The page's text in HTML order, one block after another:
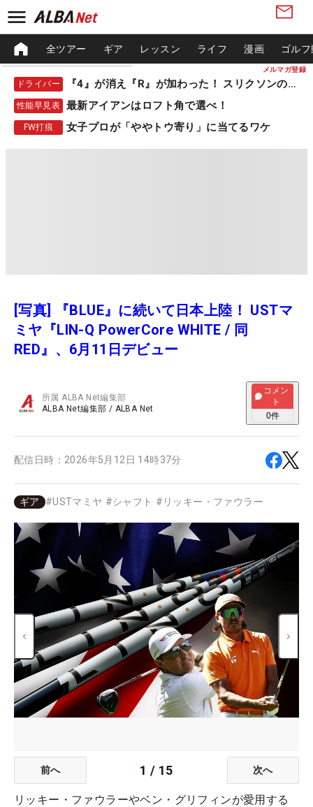
メルマガ登録
全ツアー ギア レッスン ライフ 漫画 ゴル
ドライバー 『4』が消え『R』が加わった！ スリクソンの新作
性能早見表 最新アイアンはロフト角で選べ！
FW打痕 女子プロが「ややトウ寄り」に当てるワケ
[写真] 『BLUE』に続いて日本上陸！ USTマ
ミヤ『LIN-Q PowerCore WHITE / 同
RED』、6月11日デビュー
所属ALBA Net編集部
ALBA Net編集部 / ALBA Net
コメン
ト
0件
配信日時： 2026年5月12日 14時37分
ギア #USTマミヤ #シャフト # リッキー・ファウラー
前へ 1 / 15 次へ
リッキー・ファウラーやベン・グリフィンが愛用する